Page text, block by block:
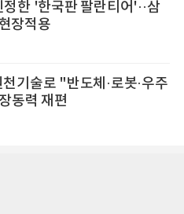
한 '한국판 팔란티어'··삼
장적용
기술로 "반도체·로봇·우주
동력 재편